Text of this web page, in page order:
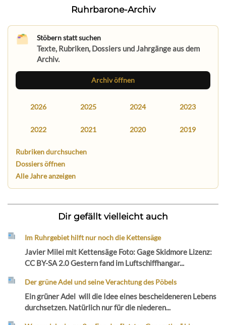
Ruhrbarone-Archiv
Stöbern statt suchen
Texte, Rubriken, Dossiers und Jahrgänge aus dem
Archiv.
Archiv öffnen
2026 2025 2024 2023
2022 2021 2020 2019
Rubriken durchsuchen
Dossiers öffnen
Alle Jahre anzeigen
Dir gefällt vielleicht auch
Im Ruhrgebiet hilft nur noch die Kettensäge
Javier Milei mit Kettensäge Foto: Gage Skidmore Lizenz:
CC BY-SA 2.0 Gestern fand im Luftschiffhangar...
Der grüne Adel und seine Verachtung des Pöbels
Ein grüner Adel will die Idee eines bescheideneren Lebens
durchsetzen. Natürlich nur für die niederen...